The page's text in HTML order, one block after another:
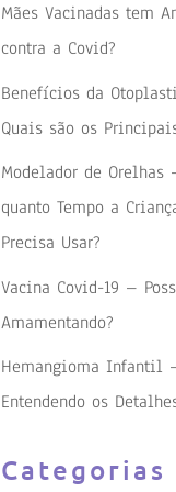
Mães Vacinadas tem
contra a Covid?
Benefícios da
Quais são os
Modelador de Orelhas
quanto Tempo a
Precisa Usar?
Vacina Covid-19 –
Amamentando?
Hemangioma Infantil
Entendendo os
Categorias